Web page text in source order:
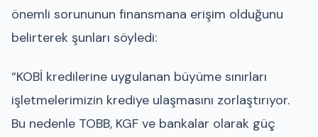
önemli sorununun finansmana erişim olduğunu
belirterek şunları söyledi:
“KOBİ kredilerine uygulanan büyüme sınırları
işletmelerimizin krediye ulaşmasını zorlaştırıyor.
Bu nedenle TOBB, KGF ve bankalar olarak güç